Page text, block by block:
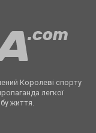
Королеві спорту
легкої
життя.